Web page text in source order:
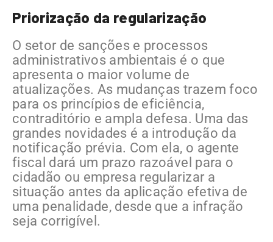
Priorização da regularização
O setor de sanções e processos
administrativos ambientais é o que
apresenta o maior volume de
atualizações. As mudanças trazem foco
para os princípios de eficiência,
contraditório e ampla defesa. Uma das
grandes novidades é a introdução da
notificação prévia. Com ela, o agente
fiscal dará um prazo razoável para o
cidadão ou empresa regularizar a
situação antes da aplicação efetiva de
uma penalidade, desde que a infração
seja corrigível.